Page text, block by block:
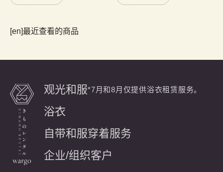
[en]最近查看的商品
观光和服*7月和8月仅提供浴衣租赁服务。
浴衣
自带和服穿着服务
企业/组织客户